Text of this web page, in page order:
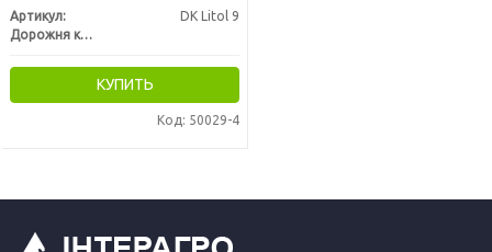
Артикул:
DK Litol 9
Дорожня карта
КУПИТЬ
Код: 50029-4